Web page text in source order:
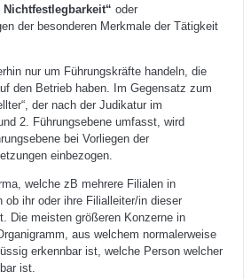
oder
der besonderen Merkmale der Tätigkeit
nur um Führungskräfte handeln, die
den Betrieb haben. Im Gegensatz zum
der nach der Judikatur im
2. Führungsebene umfasst, wird
bei Vorliegen der
einbezogen.
welche zB mehrere Filialen in
ob ihr oder ihre Filialleiter/in dieser
Die meisten größeren Konzerne in
aus welchem normalerweise
erkennbar ist, welche Person welcher
ist.